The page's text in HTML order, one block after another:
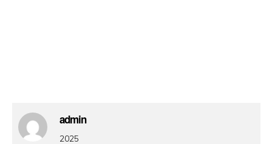
admin
2025